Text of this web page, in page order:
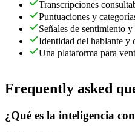
Transcripciones
Puntuaciones y
Señales de sentimiento
Identidad del hablante y
Una plataforma para
Frequently asked
¿Qué es la inteligencia